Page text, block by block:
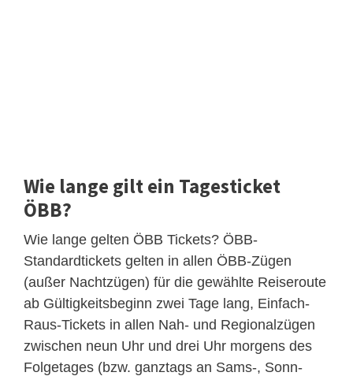
Wie lange gilt ein Tagesticket
ÖBB?
Wie lange gelten ÖBB Tickets? ÖBB-
Standardtickets gelten in allen ÖBB-Zügen
(außer Nachtzügen) für die gewählte Reiseroute
ab Gültigkeitsbeginn zwei Tage lang, Einfach-
Raus-Tickets in allen Nah- und Regionalzügen
zwischen neun Uhr und drei Uhr morgens des
Folgetages (bzw. ganztags an Sams-, Sonn-